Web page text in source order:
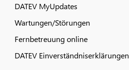
DATEV MyUpdates
Wartungen/Störungen
Fernbetreuung online
DATEV Einverständniserklärungen